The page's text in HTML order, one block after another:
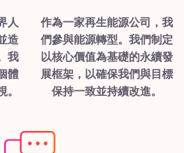
人
造
我
體
作為一家再生能源公司，我
們參與能源轉型。我們制定
以核心價值為基礎的永續發
展框架，以確保我們與目標
保持一致並持續改進。